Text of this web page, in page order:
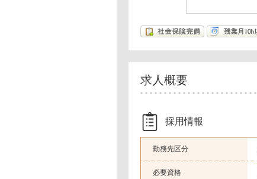
求人概要
採用情報
勤務先区分
必要資格